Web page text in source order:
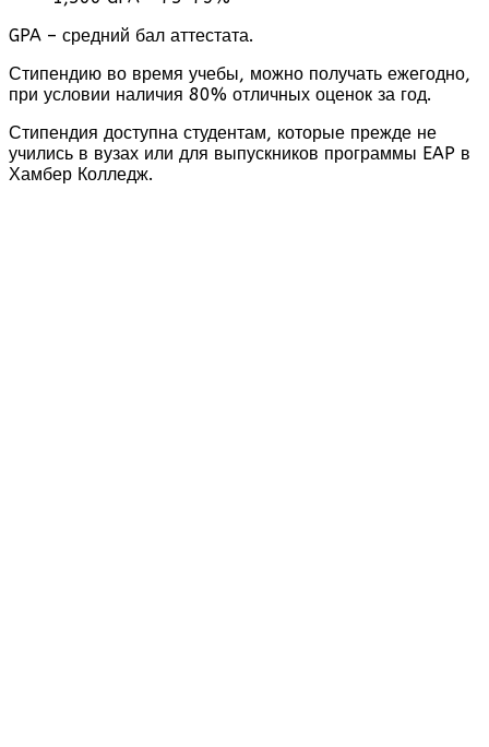
GPA – средний бал аттестата.
Стипендию во время учебы, можно получать ежегодно,
при условии наличия 80% отличных оценок за год.
Стипендия доступна студентам, которые прежде не
учились в вузах или для выпускников программы EAP в
Хамбер Колледж.